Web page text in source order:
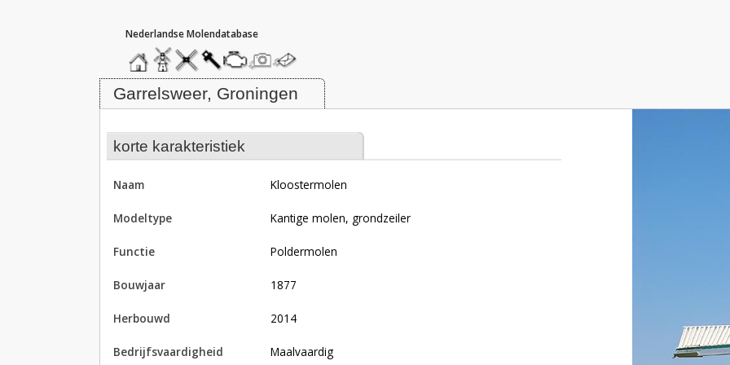
hoofdmenu
homemolendatabase
roedendatabase
assendatabase
motorendatabase
stuur
een
foto
stuur
een
bericht
Molen Kloostermolen, Garrelsweer
Garrelsweer, Groningen
korte karakteristiek
naam Kloostermolen
modeltype Kantige molen, grondzeiler
functie poldermolen
bouwjaar 1877
herbouwd 2014
bedrijfsvaardigheid Maalvaardig